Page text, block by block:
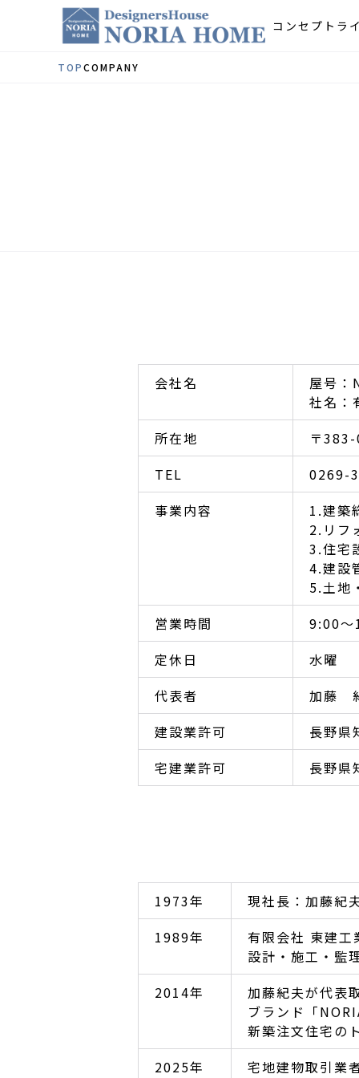
コンセプト ラ
TOPCOMPANY
会社名
屋号：
社名
所在地
〒
TEL
0269-
事業内容
1.建築
2.リフ
3.住宅
4.建設
5.土地
営業時間
9:00～
定休日
水曜
代表者
加藤
建設業許可
長野
宅建業許可
長野県
1973年
現社長：加藤紀
1989年
有限会社 東建工
設計・施工・監
2014年
加藤紀夫が代表
ブランド「
新築注文住宅の
2025年
宅地建物取引業